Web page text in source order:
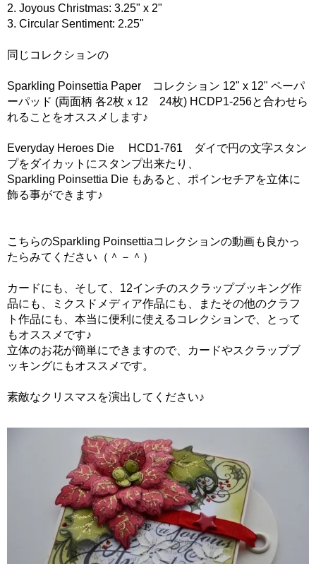
2. Joyous Christmas: 3.25" x 2"
3. Circular Sentiment: 2.25"
同じコレクションの
Sparkling Poinsettia Paper コレクション 12" x 12" ペーパ
ーパッド (両面柄 各2枚ｘ12 24枚) HCDP1-256と合わせら
れることをオススメします♪
Everyday Heroes Die HCD1-761 ダイで円の文字スタン
プをダイカットにスタンプ出来たり、
Sparkling Poinsettia Die もあると、ポインセチアを立体に
飾る事ができます♪
こちらのSparkling Poinsettiaコレクションの動画も良かっ
たらみてください（＾－＾）
カードにも、そして、12インチのスクラップブッキング作
品にも、ミクスドメディア作品にも、またその他のクラフ
ト作品にも、本当に便利に使えるコレクションで、とって
もオススメです♪
立体のお花が簡単にできますので、カードやスクラップブ
ッキングにもオススメです。
素敵なクリスマスを演出してください♪